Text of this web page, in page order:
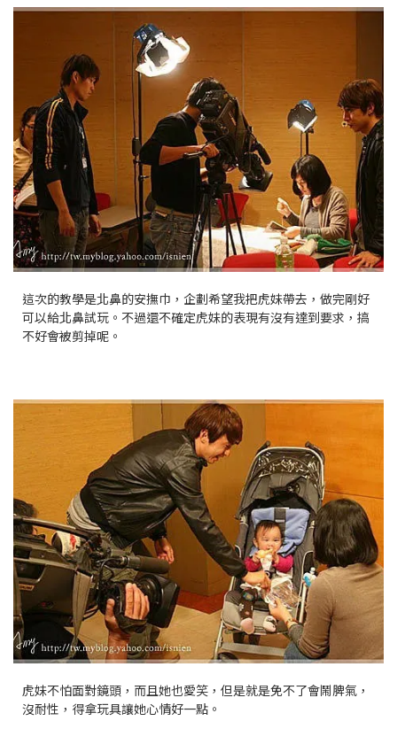
這次的教學是北鼻的安撫巾，企劃希望我把虎妹帶去，做完剛好
可以給北鼻試玩。不過還不確定虎妹的表現有沒有達到要求，搞
不好會被剪掉呢。
虎妹不怕面對鏡頭，而且她也愛笑，但是就是免不了會鬧脾氣，
沒耐性，得拿玩具讓她心情好一點。